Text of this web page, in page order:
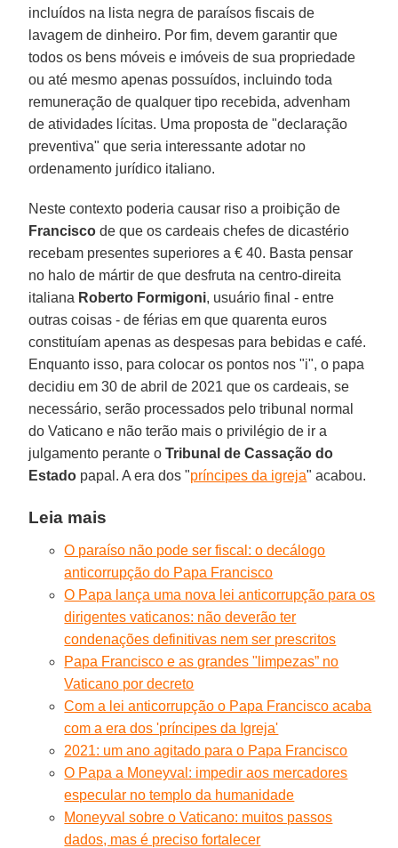
incluídos na lista negra de paraísos fiscais de
lavagem de dinheiro. Por fim, devem garantir que
todos os bens móveis e imóveis de sua propriedade
ou até mesmo apenas possuídos, incluindo toda
remuneração de qualquer tipo recebida, advenham
de atividades lícitas. Uma proposta de "declaração
preventiva" que seria interessante adotar no
ordenamento jurídico italiano.
Neste contexto poderia causar riso a proibição de
Francisco de que os cardeais chefes de dicastério
recebam presentes superiores a € 40. Basta pensar
no halo de mártir de que desfruta na centro-direita
italiana Roberto Formigoni, usuário final - entre
outras coisas - de férias em que quarenta euros
constituíam apenas as despesas para bebidas e café.
Enquanto isso, para colocar os pontos nos "i", o papa
decidiu em 30 de abril de 2021 que os cardeais, se
necessário, serão processados pelo tribunal normal
do Vaticano e não terão mais o privilégio de ir a
julgamento perante oTribunal de Cassação do
Estado papal. A era dos "príncipes da igreja" acabou.
Leia mais
O paraíso não pode ser fiscal: o decálogo
anticorrupção do Papa Francisco
O Papa lança uma nova lei anticorrupção para os
dirigentes vaticanos: não deverão ter
condenações definitivas nem ser prescritos
Papa Francisco e as grandes "limpezas” no
Vaticano por decreto
Com a lei anticorrupção o Papa Francisco acaba
com a era dos 'príncipes da Igreja'
2021: um ano agitado para o Papa Francisco
O Papa a Moneyval: impedir aos mercadores
especular no templo da humanidade
Moneyval sobre o Vaticano: muitos passos
dados, mas é preciso fortalecer